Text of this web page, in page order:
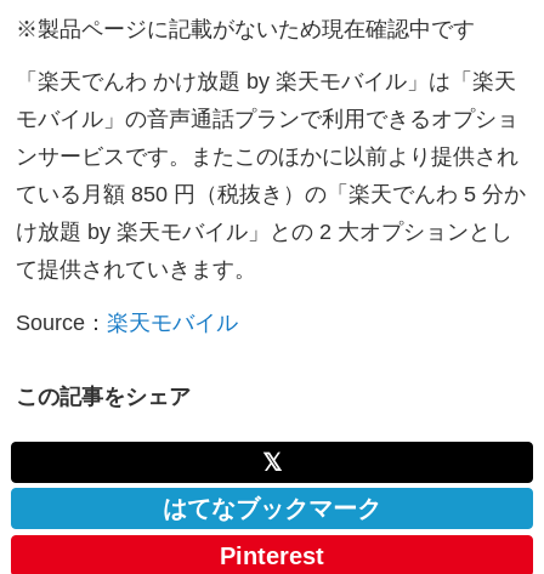
※製品ページに記載がないため現在確認中です
「楽天でんわ かけ放題 by 楽天モバイル」は「楽天
モバイル」の音声通話プランで利用できるオプショ
ンサービスです。またこのほかに以前より提供され
ている月額 850 円（税抜き）の「楽天でんわ 5 分か
け放題 by 楽天モバイル」との 2 大オプションとし
て提供されていきます。
Source：楽天モバイル
この記事をシェア
𝕏
はてなブックマーク
Pinterest